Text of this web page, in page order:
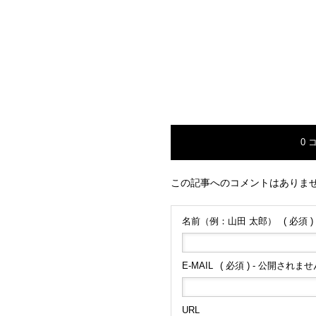
0
この記事へのコメントはありま
名前（例：山田 太郎） ( 必須 )
E-MAIL ( 必須 ) - 公開されませ
URL